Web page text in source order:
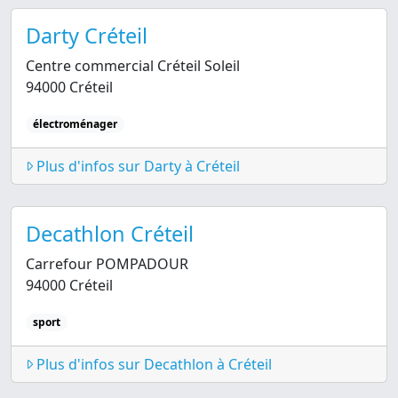
Darty Créteil
Centre commercial Créteil Soleil
94000 Créteil
électroménager
Plus d'infos sur Darty à Créteil
Decathlon Créteil
Carrefour POMPADOUR
94000 Créteil
sport
Plus d'infos sur Decathlon à Créteil